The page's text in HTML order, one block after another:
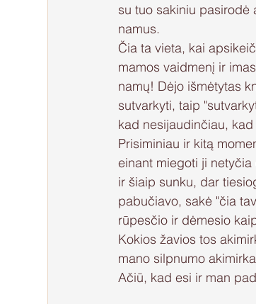
su tuo sakiniu pasirodė
namus.
Čia ta vieta, kai
mamos vaidmenį ir
namų! Dėjo išmėtytas
sutvarkyti, taip
kad nesijaudinčiau,
Prisiminiau ir kitą
einant miegoti ji
ir šiaip sunku, dar
pabučiavo, sakė "čia
rūpesčio ir dėmesio
Kokios žavios tos
mano silpnumo
Ačiū, kad esi ir man